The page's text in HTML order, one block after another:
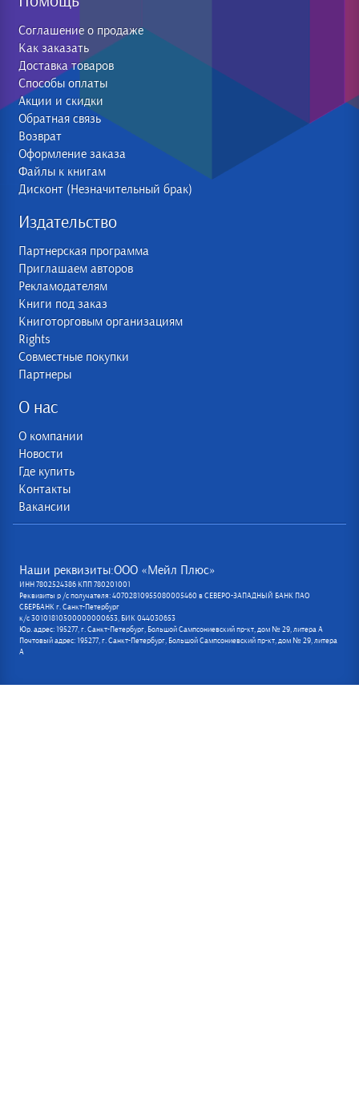
Соглашение о продаже
Как заказать
Доставка товаров
Способы оплаты
Акции и скидки
Обратная связь
Возврат
Оформление заказа
Файлы к книгам
Дисконт (Незначительный брак)
Издательство
Партнерская программа
Приглашаем авторов
Рекламодателям
Книги под заказ
Книготорговым организациям
Rights
Совместные покупки
Партнеры
О нас
О компании
Новости
Где купить
Контакты
Вакансии
Наши реквизиты:ООО «Мейл Плюс»
ИНН 7802524386 КПП 780201001
Реквизиты р /с получателя: 40702810955080005460 в СЕВЕРО-ЗАПАДНЫЙ БАНК ПАО
СБЕРБАНК г. Санкт-Петербург
к/с 30101810500000000653, БИК 044030653
Юр. адрес: 195277, г. Санкт-Петербург, Большой Сампсониевский пр-кт, дом № 29, литера А
Почтовый адрес: 195277, г. Санкт-Петербург, Большой Сампсониевский пр-кт, дом № 29, литера
А